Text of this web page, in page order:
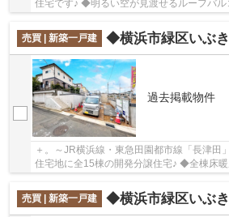
住宅です♪ ◆明るい空が見渡せるルーフバ
売買 | 新築一戸建
◆横浜市緑区いぶ
過去掲載物件
＋。～JR横浜線・東急田園都市線「長津田」駅徒
住宅地に全15棟の開発分譲住宅♪ ◆全棟床
売買 | 新築一戸建
◆横浜市緑区いぶき